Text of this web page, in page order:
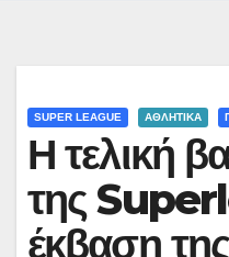
SUPER LEAGUE ΑΘΛΗΤΙΚΑ
Η τελική
της
έκβαση